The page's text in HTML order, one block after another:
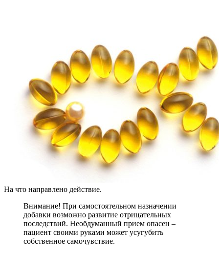
На что направлено действие.
Внимание! При самостоятельном назначении
добавки возможно развитие отрицательных
последствий. Необдуманный прием опасен –
пациент своими руками может усугубить
собственное самочувствие.